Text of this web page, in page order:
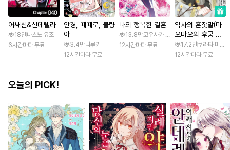
어쌔신&신데렐라
18만나츠노 유조
6시간마다 무료
안경, 때때로, 불량
아
3.4만나루키
12시간마다 무료
나의 행복한 결혼
13.8만코우사카 리토 / 아기토기 아쿠미
12시간마다 무료
약사의 혼잣말(마
오마오의 후궁 수
수께끼 풀이수첩)
17.2만쿠라타 미노
12시간마다 무료
오늘의 PICK!